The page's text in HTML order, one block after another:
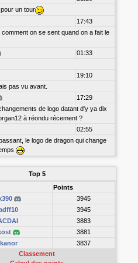
un tour
17:43
on se sent quand on a fait le
01:33
19:10
pas vu avant.
17:29
de logo datant d'y ya dix
à réondu récement ?
02:55
le logo de dragon qui change
Top 5
Points
3945
3945
3883
3881
3837
Classement